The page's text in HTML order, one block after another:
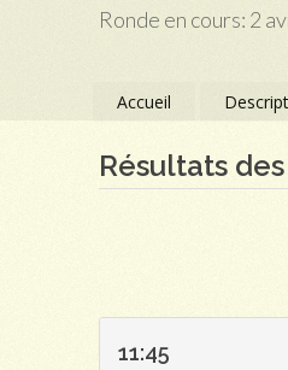
Ronde en cours: 2
Accueil
Résultats
11:45